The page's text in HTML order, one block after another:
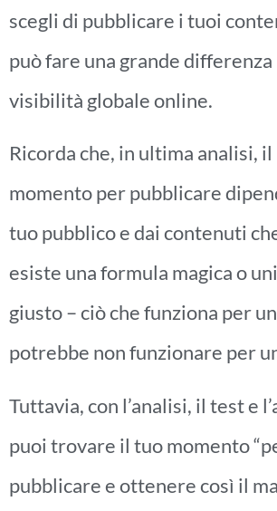
scegli di pubblicare i tuoi
può fare una grande
visibilità globale online.
Ricorda che, in ultima analisi,
momento per pubblicare
tuo pubblico e dai contenuti
esiste una formula magica o
giusto – ciò che funziona per
potrebbe non funzionare per
Tuttavia, con l’analisi, il test e
puoi trovare il tuo momento
pubblicare e ottenere così il